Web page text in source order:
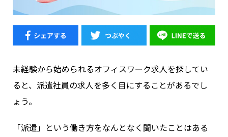
未経験から始められるオフィスワーク求人を探してい
ると、派遣社員の求人を多く目にすることがあるでし
ょう。
「派遣」という働き方をなんとなく聞いたことはある